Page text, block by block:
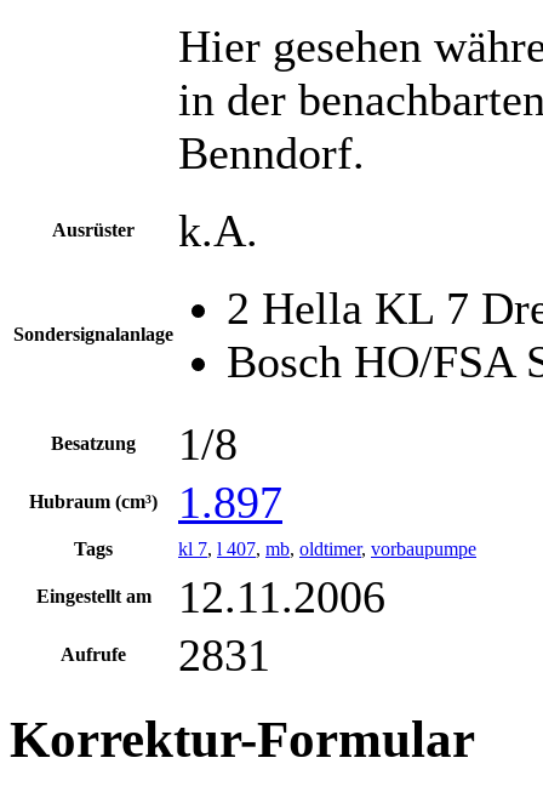
Hier gesehen
in der
Benndorf.
Ausrüster k.A.
Sondersignalanlage
2 Hella KL 7
Bosch HO/FSA
Besatzung 1/8
Hubraum (cm³) 1.897
Tags kl 7, l 407, mb, oldtimer, vorbaupumpe
Eingestellt am 12.11.2006
Aufrufe 2831
Korrektur-Formular